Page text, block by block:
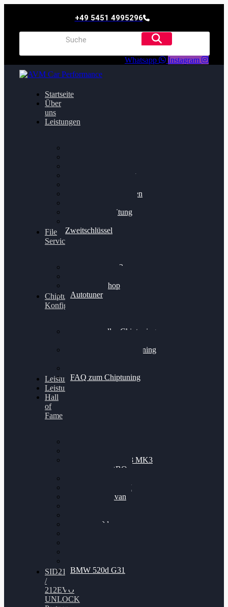
+49 5451 4995296
Whatsapp Instagram
Startseite
Über
uns
Leistungen
Getriebeoptimierung
Bremsscheiben planen
Felgenaufbereitung
Zweitschlüssel
File
Service
Alientech Kess3
Alientech Shop
Autotuner
Chiptuning
Konfigurator
Professionelles Chiptuning
Professionelles Chiptuning
FAQ zum Chiptuning
Leistungsmessung
Leistungsprüfstand
Hall
of
Fame
Nissan GT-R35 3.8 MK3
V6 TWINTURBO
VW Passat 2.0TDI
VW T6 Multivan
BMW 120d
BMW 520d G31
SID212
/
212EVO
UNLOCK